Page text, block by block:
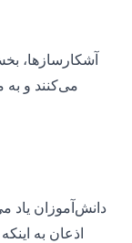
آشکارسازها،
می‌کنند و به
دانش‌آموزان یاد
اذعان به